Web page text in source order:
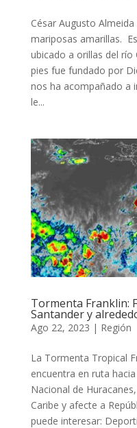
César Augusto
mariposas amarillas.
ubicado a orillas del río
pies fue fundado por
nos ha acompañado a
le...
Tormenta Franklin:
Santander y
Ago 22, 2023 | Región
La Tormenta Tropical
encuentra en ruta
Nacional de
Caribe y afecte a
puede interesar: